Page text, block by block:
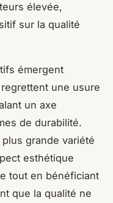
élevée,
sur la qualité
émergent
une usure
un axe
de durabilité.
grande variété
esthétique
tout en bénéficiant
que la qualité ne